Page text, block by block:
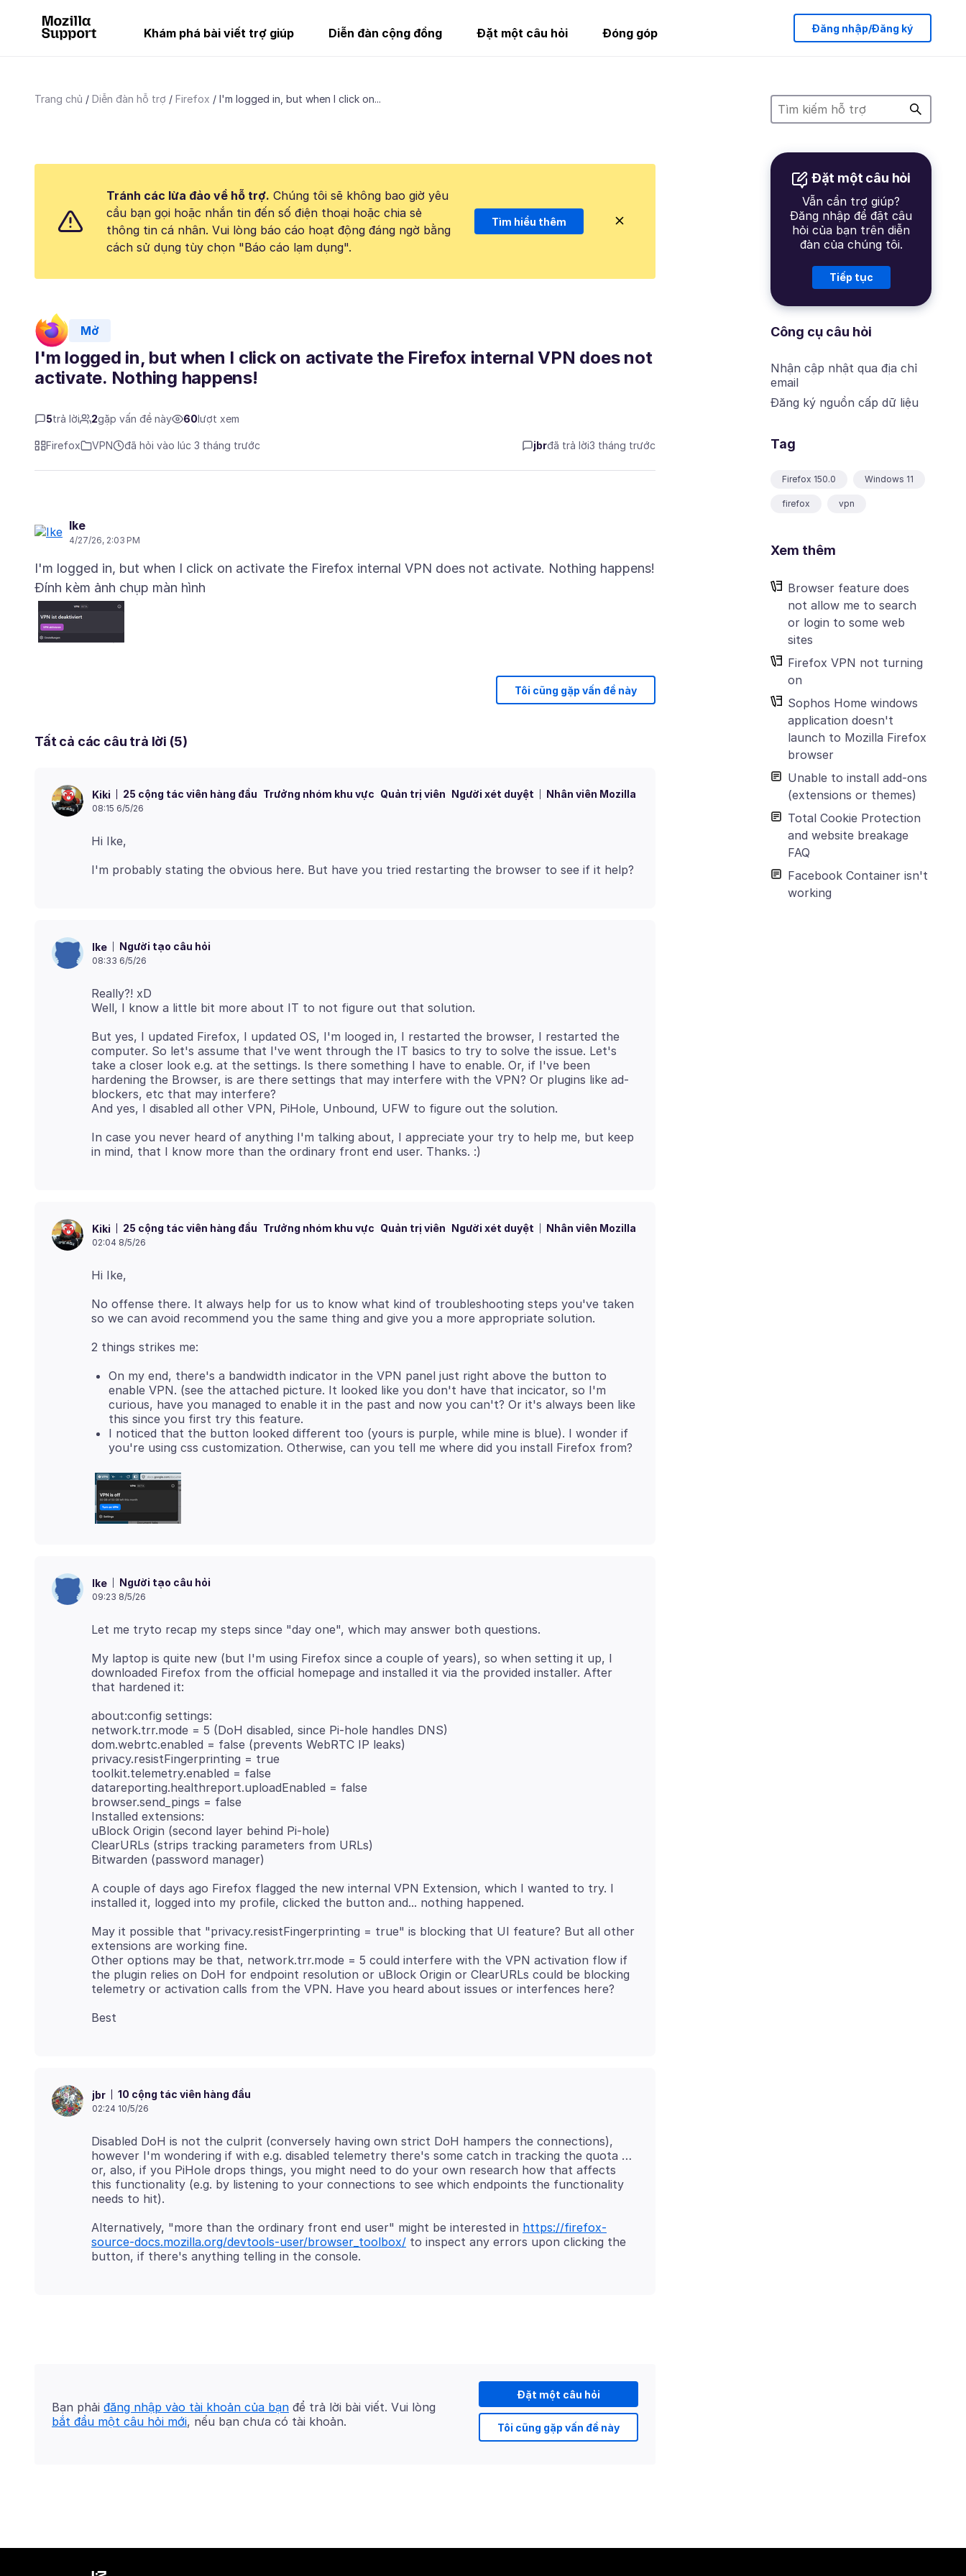
Khám phá bài viết trợ giúp Diễn đàn cộng đồng Đặt một câu hỏi Đóng góp Đăng nhập/Đăng ký
Trang chủ Diễn đàn hỗ trợ Firefox I'm logged in, but when I click on...
Đặt một câu hỏi
Vẫn cần trợ giúp?
Đăng nhập để đặt câu
hỏi của bạn trên diễn
đàn của chúng tôi.
Tiếp tục
Công cụ câu hỏi
Nhận cập nhật qua địa chỉ
email
Đăng ký nguồn cấp dữ liệu
Tag
Firefox 150.0 Windows 11
firefox vpn
Xem thêm
Browser feature does
not allow me to search
or login to some web
sites
Firefox VPN not turning
on
Sophos Home windows
application doesn't
launch to Mozilla Firefox
browser
Unable to install add-ons
(extensions or themes)
Total Cookie Protection
and website breakage
FAQ
Facebook Container isn't
working
Tránh các lừa đảo về hỗ trợ. Chúng tôi sẽ không bao giờ yêu
cầu bạn gọi hoặc nhắn tin đến số điện thoại hoặc chia sẻ
thông tin cá nhân. Vui lòng báo cáo hoạt động đáng ngờ bằng
cách sử dụng tùy chọn "Báo cáo lạm dụng".
Tìm hiểu thêm
Mở
I'm logged in, but when I click on activate the Firefox internal VPN does not
activate. Nothing happens!
5trả lời 2gặp vấn đề này 60 lượt xem
Firefox VPN đã hỏi vào lúc 3 tháng trước jbrđã trả lời3 tháng trước
Ike
4/27/26, 2:03 PM
Đính kèm ảnh chụp màn hình
Tôi cũng gặp vấn đề này
Tất cả các câu trả lời (5)
Kiki 25 cộng tác viên hàng đầu Trưởng nhóm khu vực Quản trị viên Người xét duyệt Nhân viên Mozilla
08:15 6/5/26
Ike Người tạo câu hỏi
08:33 6/5/26
Really?! xD
But yes, I updated Firefox, I updated OS, I'm looged in, I restarted the browser, I restarted the
computer. So let's assume that I've went through the IT basics to try to solve the issue. Let's
take a closer look e.g. at the settings. Is there something I have to enable. Or, if I've been
hardening the Browser, is are there settings that may interfere with the VPN? Or plugins like ad-
blockers, etc that may interfere?
In case you never heard of anything I'm talking about, I appreciate your try to help me, but keep
Kiki 25 cộng tác viên hàng đầu Trưởng nhóm khu vực Quản trị viên Người xét duyệt Nhân viên Mozilla
02:04 8/5/26
No offense there. It always help for us to know what kind of troubleshooting steps you've taken
On my end, there's a bandwidth indicator in the VPN panel just right above the button to
enable VPN. (see the attached picture. It looked like you don't have that incicator, so I'm
curious, have you managed to enable it in the past and now you can't? Or it's always been like
this since you first try this feature.
I noticed that the button looked different too (yours is purple, while mine is blue). I wonder if
you're using css customization. Otherwise, can you tell me where did you install Firefox from?
Ike Người tạo câu hỏi
09:23 8/5/26
My laptop is quite new (but I'm using Firefox since a couple of years), so when setting it up, I
downloaded Firefox from the official homepage and installed it via the provided installer. After
about:config settings:
network.trr.mode = 5 (DoH disabled, since Pi-hole handles DNS)
dom.webrtc.enabled = false (prevents WebRTC IP leaks)
privacy.resistFingerprinting = true
toolkit.telemetry.enabled = false
datareporting.healthreport.uploadEnabled = false
browser.send_pings = false
Installed extensions:
uBlock Origin (second layer behind Pi-hole)
ClearURLs (strips tracking parameters from URLs)
A couple of days ago Firefox flagged the new internal VPN Extension, which I wanted to try. I
May it possible that "privacy.resistFingerprinting = true" is blocking that UI feature? But all other
extensions are working fine.
Other options may be that, network.trr.mode = 5 could interfere with the VPN activation flow if
the plugin relies on DoH for endpoint resolution or uBlock Origin or ClearURLs could be blocking
jbr 10 cộng tác viên hàng đầu
02:24 10/5/26
Disabled DoH is not the culprit (conversely having own strict DoH hampers the connections),
however I'm wondering if with e.g. disabled telemetry there's some catch in tracking the quota …
or, also, if you PiHole drops things, you might need to do your own research how that affects
this functionality (e.g. by listening to your connections to see which endpoints the functionality
Alternatively, "more than the ordinary front end user" might be interested in https://firefox-
source-docs.mozilla.org/devtools-user/browser_toolbox/ to inspect any errors upon clicking the
Đặt một câu hỏi
Tôi cũng gặp vấn đề này
Bạn phải đăng nhập vào tài khoản của bạn để trả lời bài viết. Vui lòng
bắt đầu một câu hỏi mới, nếu bạn chưa có tài khoản.